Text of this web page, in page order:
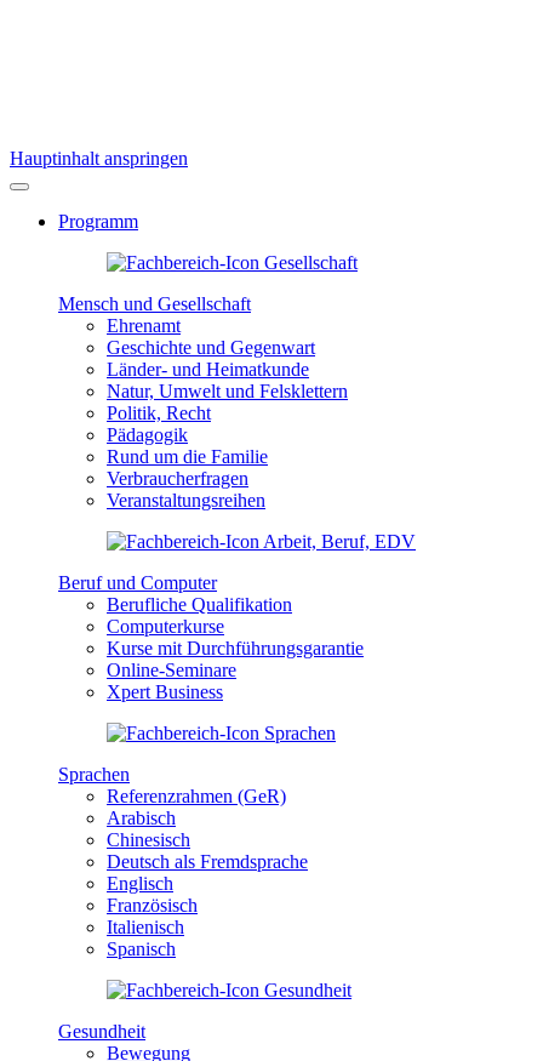
Hauptinhalt anspringen
Programm
Mensch und Gesellschaft
Ehrenamt
Geschichte und Gegenwart
Länder- und Heimatkunde
Natur, Umwelt und Felsklettern
Politik, Recht
Pädagogik
Rund um die Familie
Verbraucherfragen
Veranstaltungsreihen
Beruf und Computer
Berufliche Qualifikation
Computerkurse
Kurse mit Durchführungsgarantie
Online-Seminare
Xpert Business
Sprachen
Referenzrahmen (GeR)
Arabisch
Chinesisch
Deutsch als Fremdsprache
Englisch
Französisch
Italienisch
Spanisch
Gesundheit
Bewegung